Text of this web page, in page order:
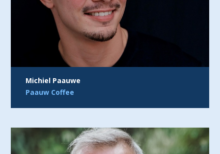
Michiel Paauwe
Paauw Coffee